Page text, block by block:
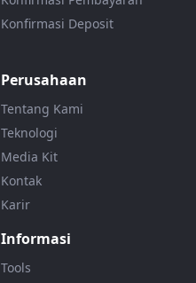
Konfirmasi Deposit
Perusahaan
Tentang Kami
Teknologi
Media Kit
Kontak
Karir
Informasi
Tools